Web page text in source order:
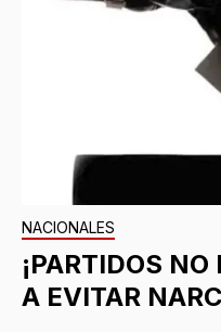
NACIONALES
¡PARTIDOS
A EVITAR